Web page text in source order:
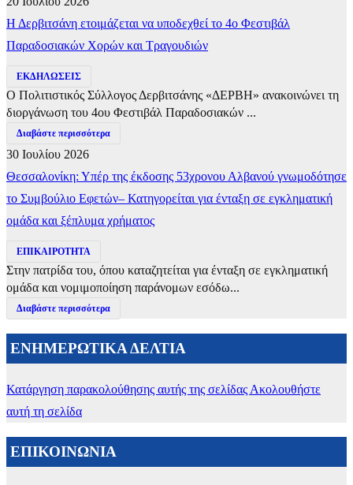
Η Δερβιτσάνη ετοιμάζεται να υποδεχθεί το 4ο Φεστιβάλ
Παραδοσιακών Χορών και Τραγουδιών
ΕΚΔΗΛΩΣΕΙΣ
Ο Πολιτιστικός Σύλλογος Δερβιτσάνης «ΔΕΡΒΗ» ανακοινώνει τη
διοργάνωση του 4ου Φεστιβάλ Παραδοσιακών ...
Διαβάστε περισσότερα
30 Ιουλίου 2026
Θεσσαλονίκη: Υπέρ της έκδοσης 53χρονου Αλβανού γνωμοδότησε
το Συμβούλιο Εφετών– Κατηγορείται για ένταξη σε εγκληματική
ομάδα και ξέπλυμα χρήματος
ΕΠΙΚΑΙΡΟΤΗΤΑ
Στην πατρίδα του, όπου καταζητείται για ένταξη σε εγκληματική
ομάδα και νομιμοποίηση παράνομων εσόδω...
Διαβάστε περισσότερα
ΕΝΗΜΕΡΩΤΙΚΑ ΔΕΛΤΙΑ
Κατάργηση παρακολούθησης αυτής της σελίδας Ακολουθήστε
αυτή τη σελίδα
ΕΠΙΚΟΙΝΩΝΙΑ